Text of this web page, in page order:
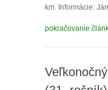
km. Informácie:
pokračovanie